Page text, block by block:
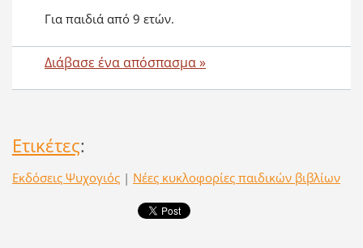
Για παιδιά από 9 ετών.
Διάβασε ένα απόσπασμα »
Ετικέτες:
Εκδόσεις Ψυχογιός | Νέες κυκλοφορίες παιδικών βιβλίων